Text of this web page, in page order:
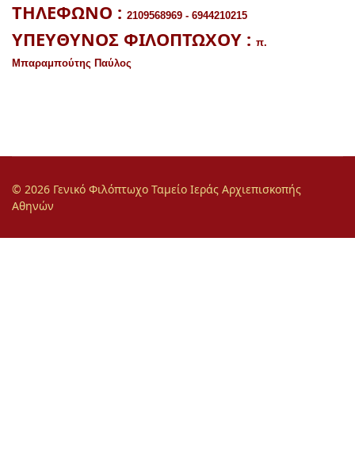
ΤΗΛΕΦΩΝΟ : 2109568969 - 6944210215
ΥΠΕΥΘΥΝΟΣ ΦΙΛΟΠΤΩΧΟΥ : π.
Μπαραμπούτης Παύλος
© 2026 Γενικό Φιλόπτωχο Ταμείο Ιεράς Αρχιεπισκοπής
Αθηνών